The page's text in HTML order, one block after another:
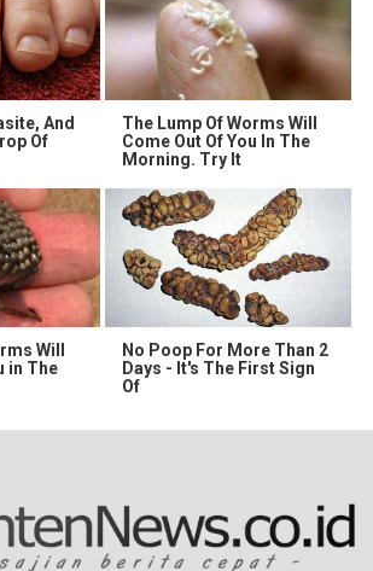
And
Of
The Lump Of Worms Will
Come Out Of You In The
Morning. Try It
Will
in The
No Poop For More Than 2
Days - It's The First Sign
Of